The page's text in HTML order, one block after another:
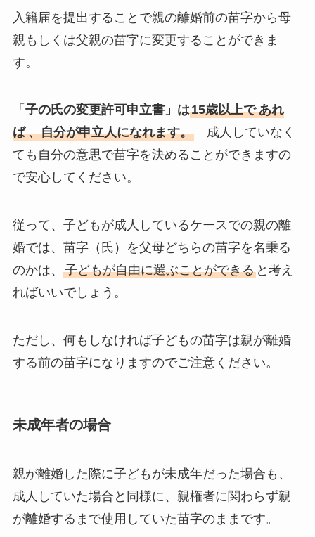
入籍届を提出することで親の離婚前の苗字から母
親もしくは父親の苗字に変更することができま
す。
「 子の氏の変更許可申立書」は15歳以上で あれ
ば 、自分が申立人になれます。成人していなく
ても自分の意思で苗字を決めることができますの
で安心してください。
従って、子どもが成人しているケースでの親の離
婚では、苗字（氏）を父母どちらの苗字を名乗る
のかは、 子どもが自由に選ぶことができると考え
ればいいでしょう。
ただし、何もしなければ子どもの苗字は親が離婚
する前の苗字になりますのでご注意ください。
未成年者の場合
親が離婚した際に子どもが未成年だった場合も、
成人していた場合と同様に、親権者に関わらず親
が離婚するまで使用していた苗字のままです。